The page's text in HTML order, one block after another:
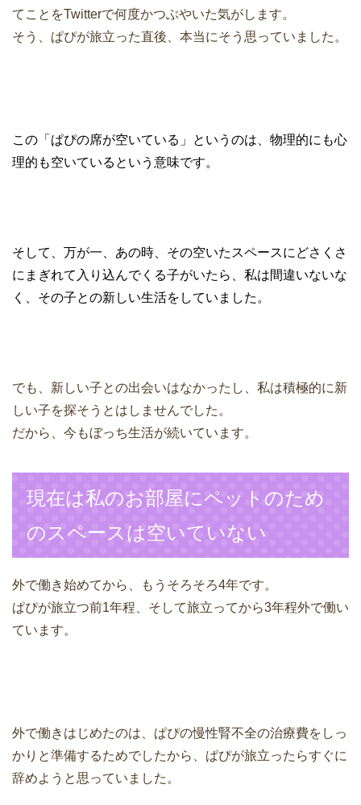
てことをTwitterで何度かつぶやいた気がします。
そう、ぱぴが旅立った直後、本当にそう思っていました。
この「ぱぴの席が空いている」というのは、物理的にも心
理的も空いているという意味です。
そして、万が一、あの時、その空いたスペースにどさくさ
にまぎれて入り込んでくる子がいたら、私は間違いないな
く、その子との新しい生活をしていました。
でも、新しい子との出会いはなかったし、私は積極的に新
しい子を探そうとはしませんでした。
だから、今もぼっち生活が続いています。
現在は私のお部屋にペットのため
のスペースは空いていない
外で働き始めてから、もうそろそろ4年です。
ぱぴが旅立つ前1年程、そして旅立ってから3年程外で働い
ています。
外で働きはじめたのは、ぱぴの慢性腎不全の治療費をしっ
かりと準備するためでしたから、ぱぴが旅立ったらすぐに
辞めようと思っていました。